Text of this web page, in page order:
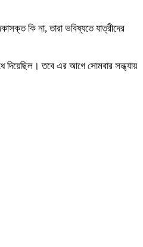
কি না, তারা ভবিষ্যতে যাত্রীদের
দিয়েছিল। তবে এর আগে সোমবার সন্ধ্যায়